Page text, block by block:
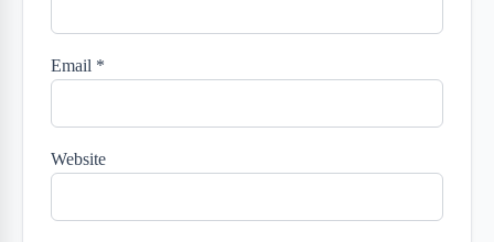
Email *
Website